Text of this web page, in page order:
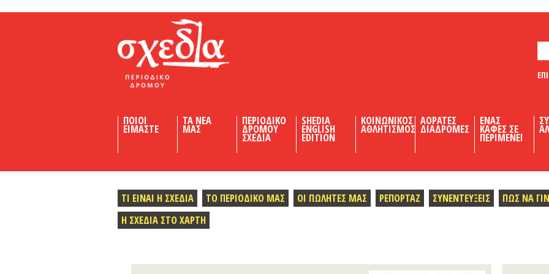
ΠΟΙΟΙ
ΕΙΜΑΣΤΕ
ΤΑ ΝΕΑ
ΜΑΣ
ΠΕΡΙΟΔΙΚΟ
ΔΡΟΜΟΥ
ΣΧΕΔΙΑ
SHEDIA
ENGLISH
EDITION
ΚΟΙΝΩΝΙΚΟΣ
ΑΘΛΗΤΙΣΜΟΣ
ΑΟΡΑΤΕΣ
ΔΙΑΔΡΟΜΕΣ
ΕΝΑΣ
ΚΑΦΕΣ ΣΕ
ΠΕΡΙΜΕΝΕΙ
ΤΙ ΕΙΝΑΙ Η ΣΧΕΔΙΑ ΤΟ ΠΕΡΙΟΔΙΚΟ ΜΑΣ ΟΙ ΠΩΛΗΤΕΣ ΜΑΣ ΡΕΠΟΡΤΑΖ ΣΥΝΕΝΤΕΥΞΕΙΣ
ΠΩΣ ΝΑ
Η ΣΧΕΔΙΑ ΣΤΟ ΧΑΡΤΗ